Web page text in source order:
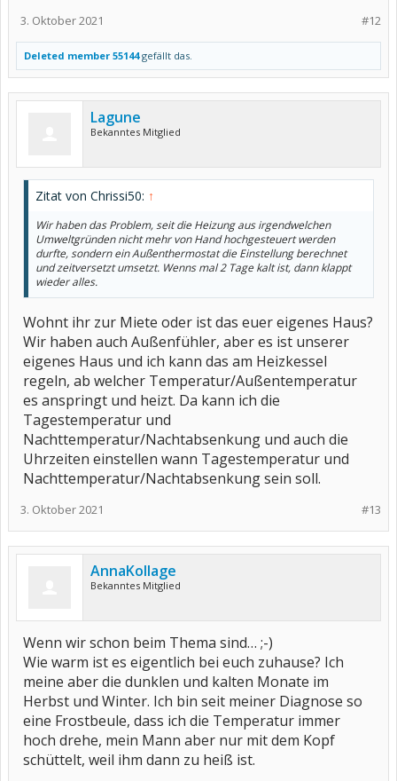
#12
3. Oktober 2021
Deleted member 55144gefällt das.
Lagune
Bekanntes Mitglied
Zitat von Chrissi50: ↑
Wir haben das Problem, seit die Heizung aus irgendwelchen
Umweltgründen nicht mehr von Hand hochgesteuert werden
durfte, sondern ein Außenthermostat die Einstellung berechnet
und zeitversetzt umsetzt. Wenns mal 2 Tage kalt ist, dann klappt
wieder alles.
Wohnt ihr zur Miete oder ist das euer eigenes Haus?
Wir haben auch Außenfühler, aber es ist unserer
eigenes Haus und ich kann das am Heizkessel
regeln, ab welcher Temperatur/Außentemperatur
es anspringt und heizt. Da kann ich die
Tagestemperatur und
Nachttemperatur/Nachtabsenkung und auch die
Uhrzeiten einstellen wann Tagestemperatur und
Nachttemperatur/Nachtabsenkung sein soll.
#13
3. Oktober 2021
AnnaKollage
Bekanntes Mitglied
Wenn wir schon beim Thema sind… ;-)
Wie warm ist es eigentlich bei euch zuhause? Ich
meine aber die dunklen und kalten Monate im
Herbst und Winter. Ich bin seit meiner Diagnose so
eine Frostbeule, dass ich die Temperatur immer
hoch drehe, mein Mann aber nur mit dem Kopf
schüttelt, weil ihm dann zu heiß ist.